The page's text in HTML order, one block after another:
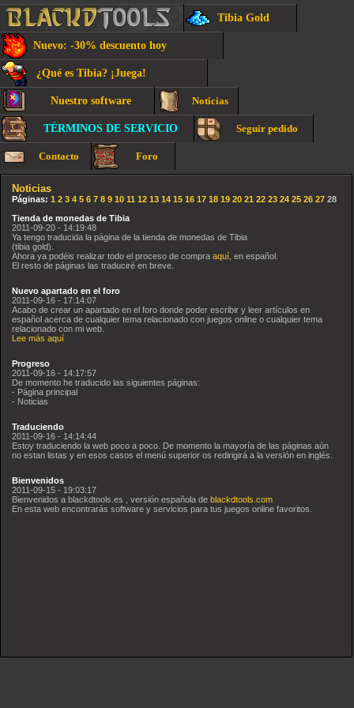
Tibia Gold
Nuevo: -30% descuento hoy
¿Qué es Tibia? ¡Juega!
Nuestro software Noticias
TÉRMINOS DE SERVICIO Seguir pedido
Contacto Foro
Noticias
Páginas: 1 2 3 4 5 6 7 8 9 10 11 12 13 14 15 16 17 18 19 20 21 22 23 24 25 26 27 28
Tienda de monedas de Tibia
2011-09-20 - 14:19:48
Ya tengo traducida la página de la tienda de monedas de Tibia
(tibia gold).
Ahora ya podéis realizar todo el proceso de compra aquí, en español.
El resto de páginas las traduciré en breve.
Nuevo apartado en el foro
2011-09-16 - 17:14:07
Acabo de crear un apartado en el foro donde poder escribir y leer artículos en
español acerca de cualquier tema relacionado con juegos online o cualquier tema
relacionado con mi web.
Lee más aquí
Progreso
2011-09-16 - 14:17:57
De momento he traducido las siguientes páginas:
- Página principal
- Noticias
Traduciendo
2011-09-16 - 14:14:44
Estoy traduciendo la web poco a poco. De momento la mayoría de las páginas aún
no estan listas y en esos casos el menú superior os redirigirá a la versión en inglés.
Bienvenidos
2011-09-15 - 19:03:17
Bienvenidos a blackdtools.es , versión española de blackdtools.com
En esta web encontrarás software y servicios para tus juegos online favoritos.